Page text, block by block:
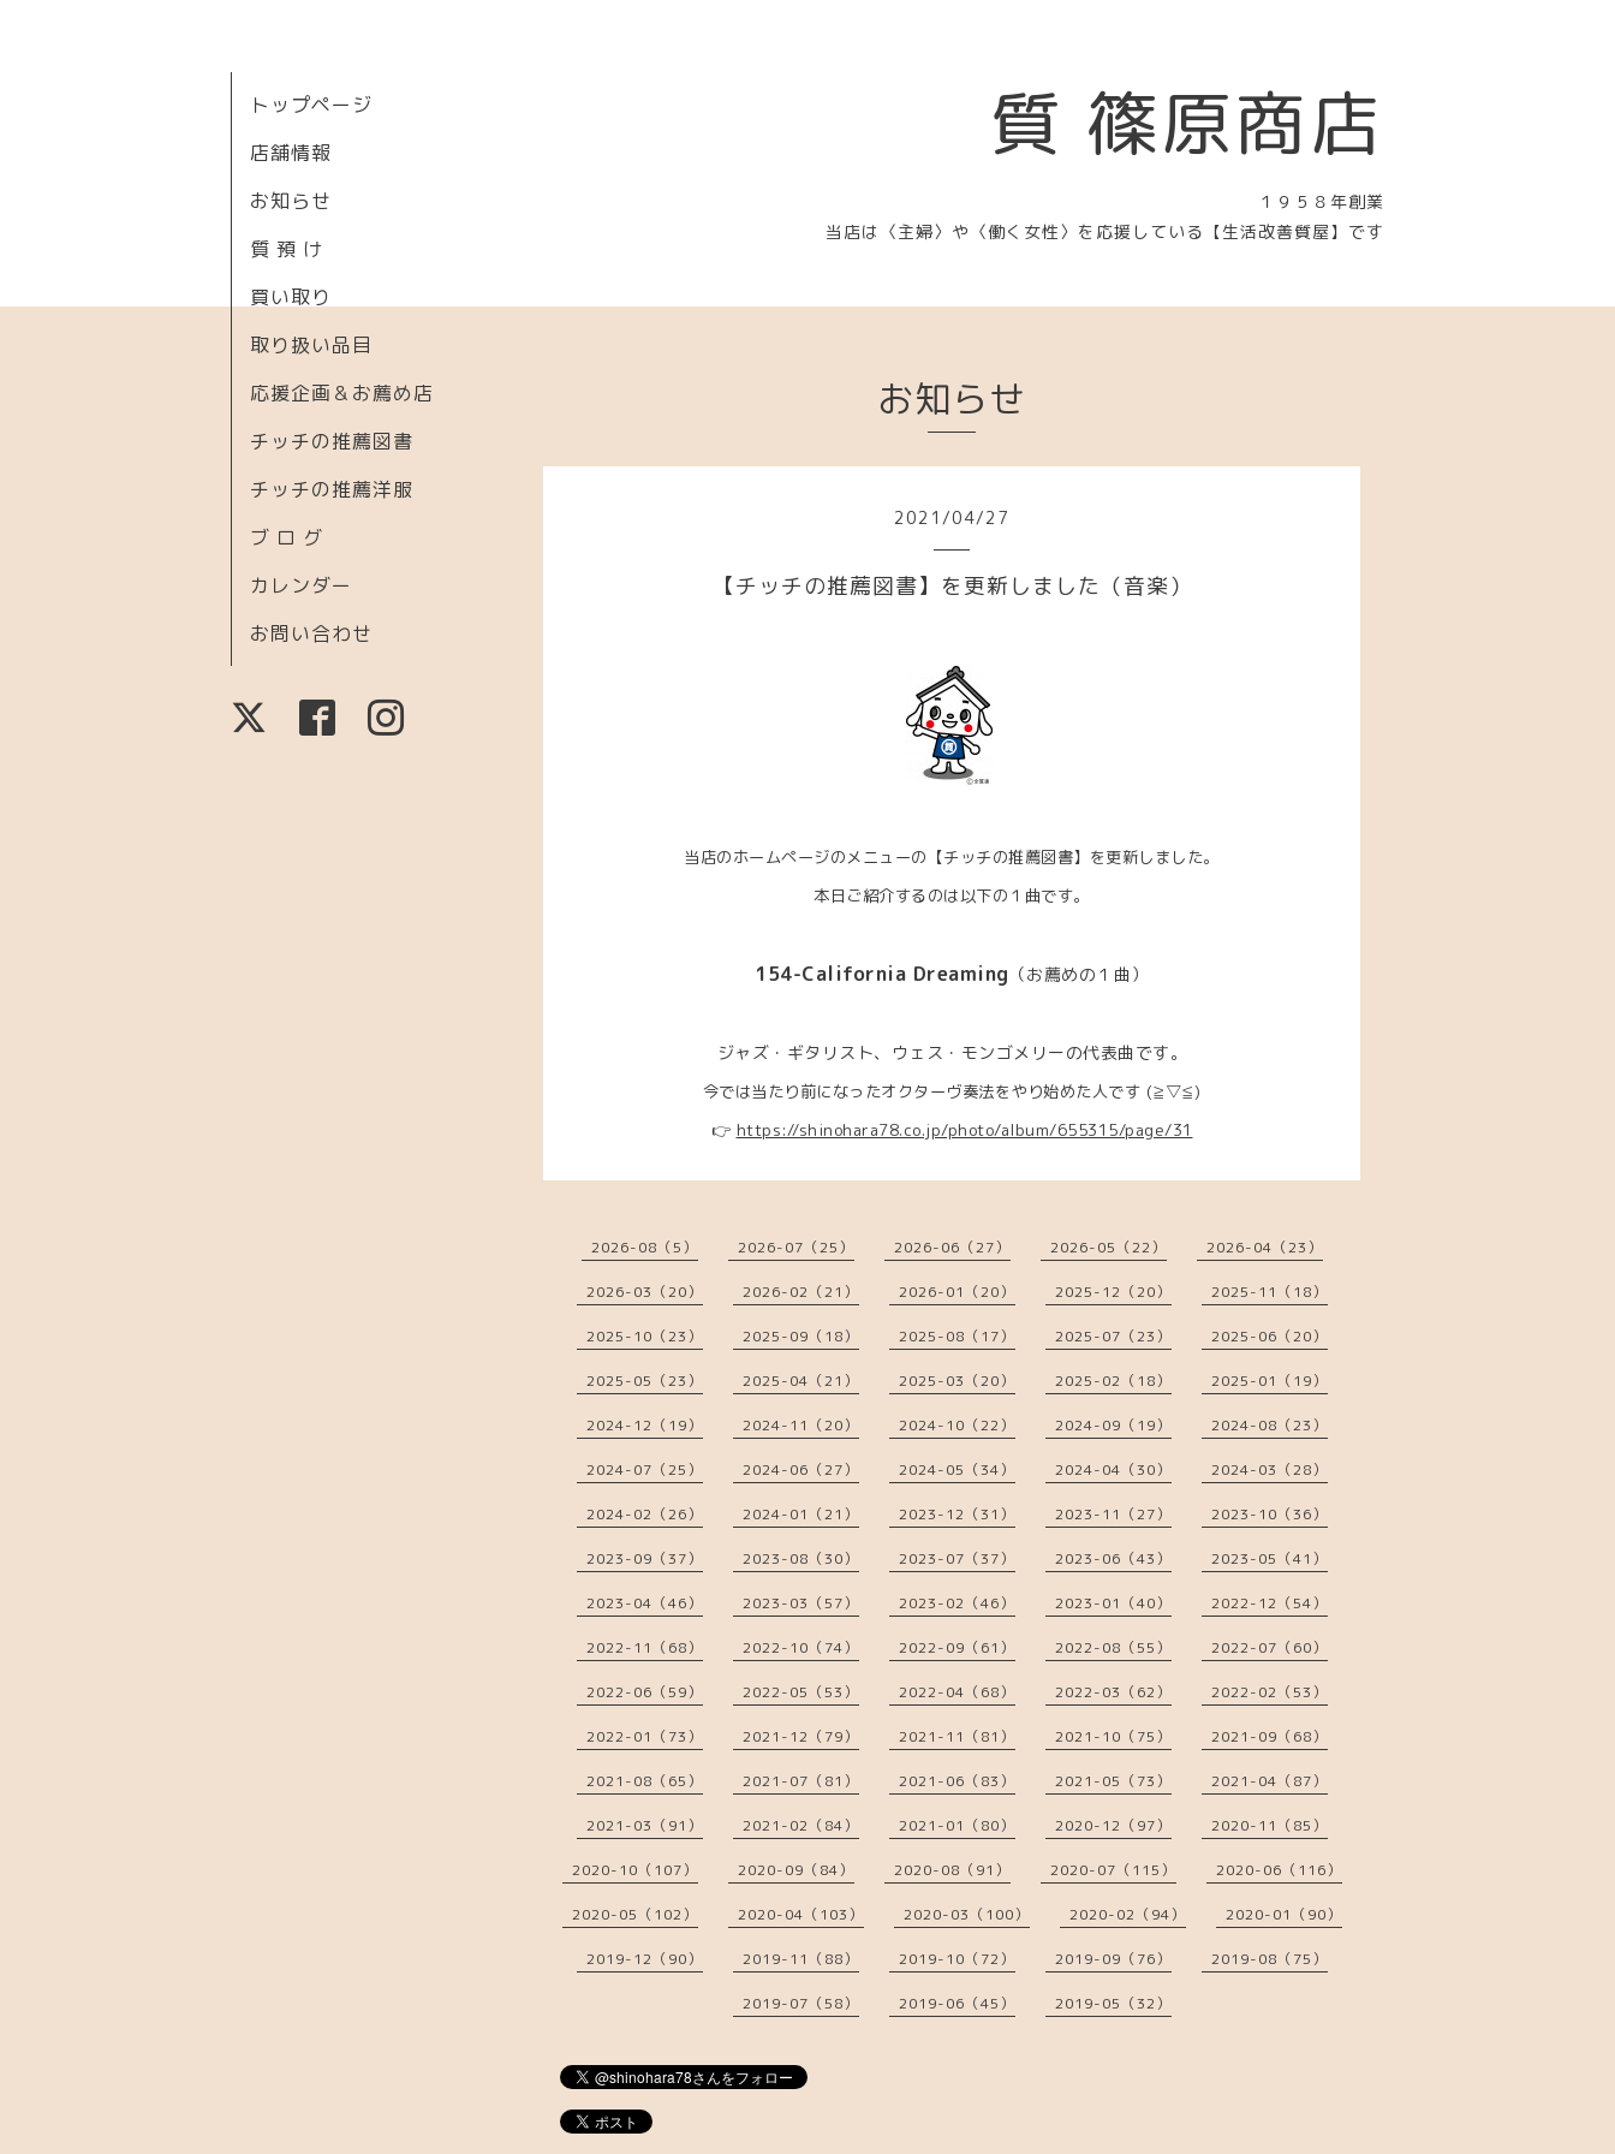
質 篠原商店
１９５８年創業
当店は〈主婦〉や〈働く女性〉を応援している【生活改善質屋】です
トップページ
店舗情報
お知らせ
質 預 け
買い取り
取り扱い品目
応援企画＆お薦め店
チッチの推薦図書
チッチの推薦洋服
ブ ロ グ
カレンダー
お問い合わせ
お知らせ
2021 /04/27
【チッチの推薦図書】を更新しました（音楽）
当店のホームページのメニューの【チッチの推薦図書】を更新しました。
本日ご紹介するのは以下の１曲です。
154-California Dreaming （お薦めの１曲）
ジャズ・ギタリスト、ウェス・モンゴメリーの代表曲です。
今では当たり前になったオクターヴ奏法をやり始めた人です (≧▽≦)
👉 https://shinohara78.co.jp/photo/album/655315/page/31
2026-08（5） 2026-07（25） 2026-06（27） 2026-05（22） 2026-04（23）
2026-03（20） 2026-02（21） 2026-01（20） 2025-12（20） 2025-11（18）
2025-10（23） 2025-09（18） 2025-08（17） 2025-07（23） 2025-06（20）
2025-05（23） 2025-04（21） 2025-03（20） 2025-02（18） 2025-01（19）
2024-12（19） 2024-11（20） 2024-10（22） 2024-09（19） 2024-08（23）
2024-07（25） 2024-06（27） 2024-05（34） 2024-04（30） 2024-03（28）
2024-02（26） 2024-01（21） 2023-12（31） 2023-11（27） 2023-10（36）
2023-09（37） 2023-08（30） 2023-07（37） 2023-06（43） 2023-05（41）
2023-04（46） 2023-03（57） 2023-02（46） 2023-01（40） 2022-12（54）
2022-11（68） 2022-10（74） 2022-09（61） 2022-08（55） 2022-07（60）
2022-06（59） 2022-05（53） 2022-04（68） 2022-03（62） 2022-02（53）
2022-01（73） 2021-12（79） 2021-11（81） 2021-10（75） 2021-09（68）
2021-08（65） 2021-07（81） 2021-06（83） 2021-05（73） 2021-04（87）
2021-03（91） 2021-02（84） 2021-01（80） 2020-12（97） 2020-11（85）
2020-10（107） 2020-09（84） 2020-08（91） 2020-07（115） 2020-06（116）
2020-05（102） 2020-04（103） 2020-03（100） 2020-02（94） 2020-01（90）
2019-12（90） 2019-11（88） 2019-10（72） 2019-09（76） 2019-08（75）
2019-07（58） 2019-06（45） 2019-05（32）